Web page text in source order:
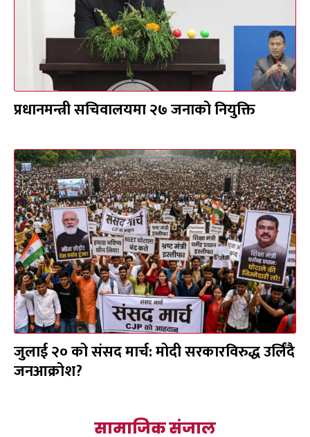
प्रधानमन्त्री सचिवालयमा २७ जनाको नियुक्ति
जुलाई २० को संसद मार्च: मोदी सरकारविरुद्ध उर्लिंदै
जनआक्रोश?
सामाजिक संजाल